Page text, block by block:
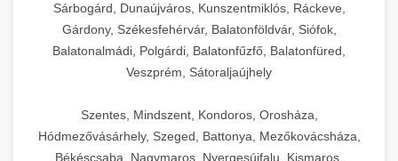
Sárbogárd, Dunaújváros, Kunszentmiklós, Ráckeve,
Gárdony, Székesfehérvár, Balatonföldvár, Siófok,
Balatonalmádi, Polgárdi, Balatonfűzfő, Balatonfüred,
Veszprém, Sátoraljaújhely
Szentes, Mindszent, Kondoros, Orosháza,
Hódmezővásárhely, Szeged, Battonya, Mezőkovácsháza,
Békéscsaba, Nagymaros, Nyergesújfalu, Kismaros,